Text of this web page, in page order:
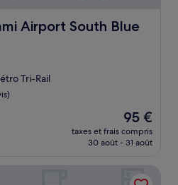
Airport South Blue
South Blue Lagoon, FL
Tri-Rail
Le
nouveau
prix
de
95 €
95 €
taxes et frais compris
30 août - 31 août